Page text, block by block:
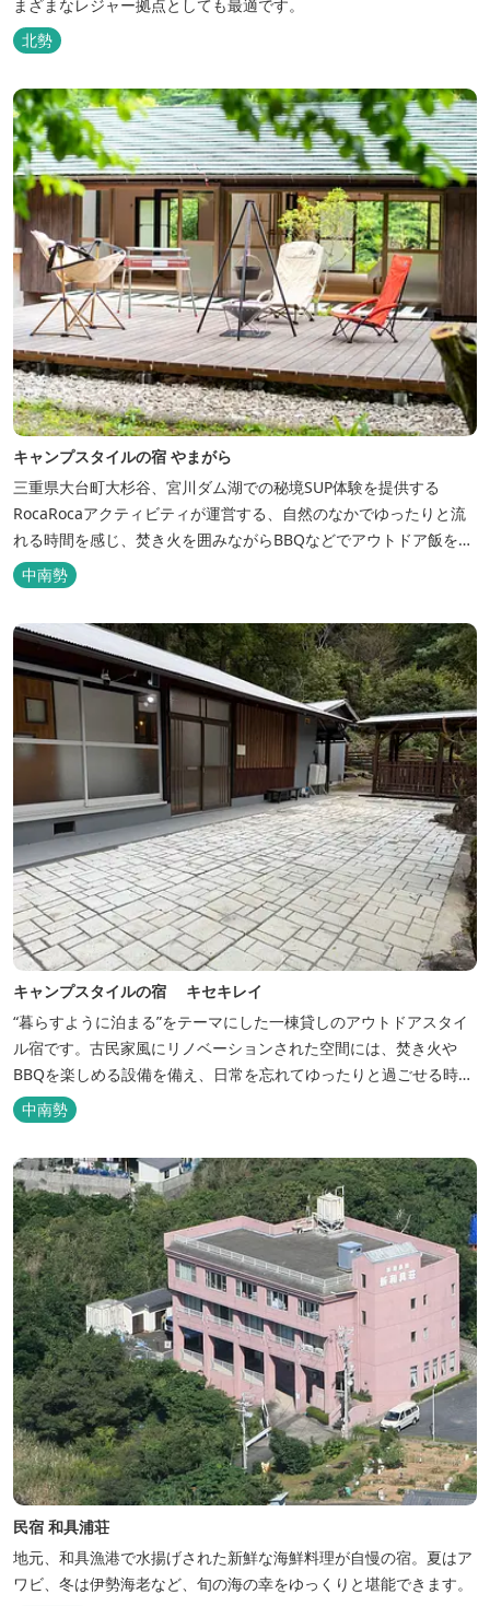
まざまなレジャー拠点としても最適です。
北勢
キャンプスタイルの宿 やまがら
三重県大台町大杉谷、宮川ダム湖での秘境SUP体験を提供する
RocaRocaアクティビティが運営する、自然のなかでゆったりと流
れる時間を感じ、焚き火を囲みながらBBQなどでアウトドア飯を愉
しめる宿。 ベッドルーム以外でも、満点の星空を眺めながらテント
を張って寝ることもできるキャンプスタイルでおもいおもいのひと
時をお過ごしください。 2023年6月よりペット可となりました。
中南勢
キャンプスタイルの宿 キセキレイ
“暮らすように泊まる”をテーマにした一棟貸しのアウトドアスタイ
ル宿です。古民家風にリノベーションされた空間には、焚き火や
BBQを楽しめる設備を備え、日常を忘れてゆったりと過ごせる時間
が広がります。ペット同伴も可能で、愛犬と一緒に自然を満喫でき
るのも魅力です。 【営業時間】 チェックイン 15：00（早めのチ
ェックインご希望は予約時に要相談） チェックアウト 9：00
【定...
中南勢
民宿 和具浦荘
地元、和具漁港で水揚げされた新鮮な海鮮料理が自慢の宿。夏はア
ワビ、冬は伊勢海老など、旬の海の幸をゆっくりと堪能できます。